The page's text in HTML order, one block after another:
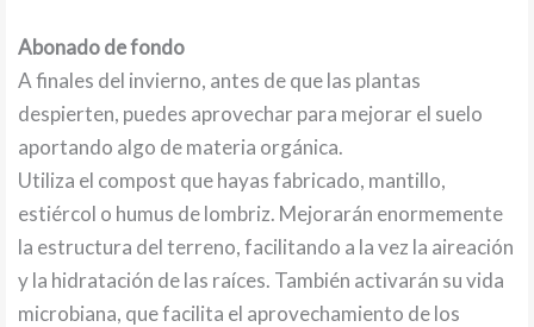
Abonado de fondo
A finales del invierno, antes de que las plantas
despierten, puedes aprovechar para mejorar el suelo
aportando algo de materia orgánica.
Utiliza el compost que hayas fabricado, mantillo,
estiércol o humus de lombriz. Mejorarán enormemente
la estructura del terreno, facilitando a la vez la aireación
y la hidratación de las raíces. También activarán su vida
microbiana, que facilita el aprovechamiento de los